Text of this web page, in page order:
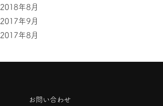
2018年8月
2017年9月
2017年8月
お問い合わせ